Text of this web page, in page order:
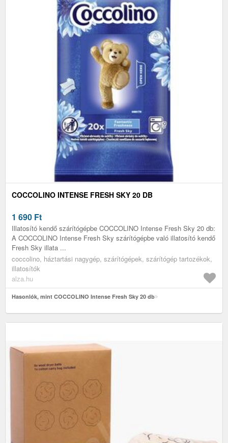
COCCOLINO INTENSE FRESH SKY 20 DB
1 690 Ft
Illatosító kendő szárítógépbe COCCOLINO Intense Fresh Sky 20 db:
A COCCOLINO Intense Fresh Sky szárítógépbe való illatosító kendő
Fresh Sky illata ...
coccolino, háztartási nagygép, szárítógépek, szárítógép tartozékok,
illatosítók
alza.hu
Hasonlók, mint COCCOLINO Intense Fresh Sky 20 db